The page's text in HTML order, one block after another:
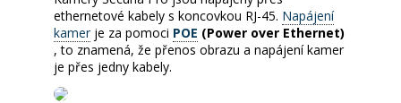
ethernetové kabely s koncovkou RJ-45. Napájení
kamer je za pomoci POE (Power over Ethernet)
, to znamená, že přenos obrazu a napájení kamer
je přes jedny kabely.